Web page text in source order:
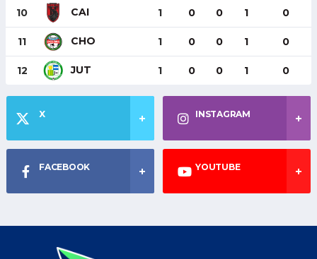
10 CAI 1 0 0 1 0
11 CHO 1 0 0 1 0
12 JUT 1 0 0 1 0
X INSTAGRAM
FACEBOOK YOUTUBE